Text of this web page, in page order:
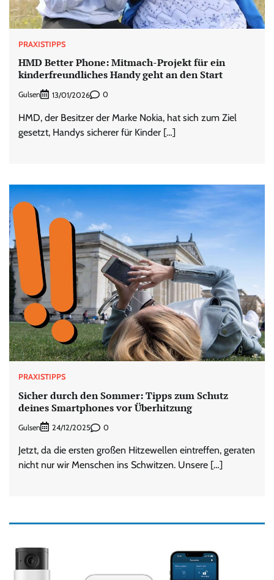
PRAXISTIPPS
HMD Better Phone: Mitmach-Projekt für ein
kinderfreundliches Handy geht an den Start
Gulsen 13/01/2026 0
HMD, der Besitzer der Marke Nokia, hat sich zum Ziel
gesetzt, Handys sicherer für Kinder […]
PRAXISTIPPS
Sicher durch den Sommer: Tipps zum Schutz
deines Smartphones vor Überhitzung
Gulsen 24/12/2025 0
Jetzt, da die ersten großen Hitzewellen eintreffen, geraten
nicht nur wir Menschen ins Schwitzen. Unsere […]